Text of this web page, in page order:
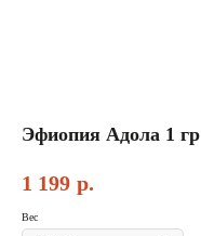
Эфиопия Адола 1 гр
1 199 р.
Вес